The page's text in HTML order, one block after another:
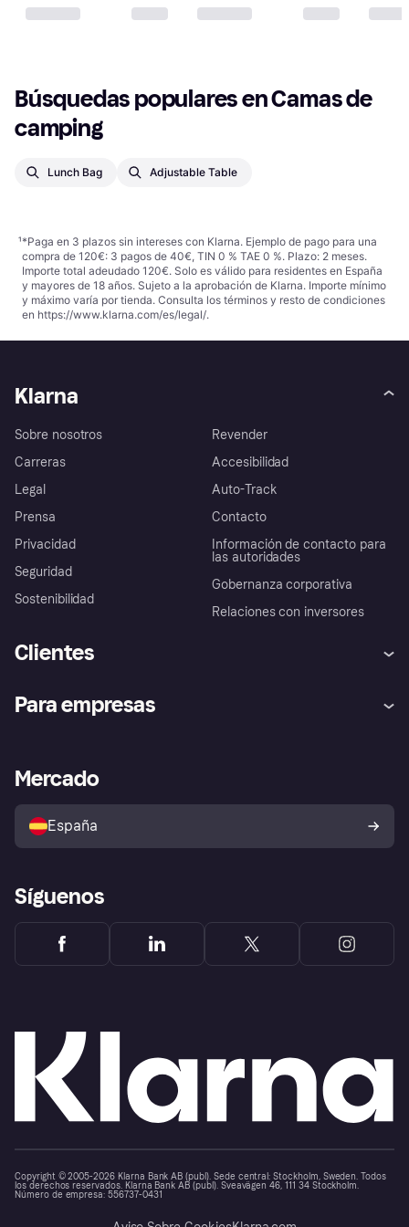
Búsquedas populares en Camas de
camping
Lunch Bag Adjustable Table
¹*Paga en 3 plazos sin intereses con Klarna. Ejemplo de pago para una
compra de 120€: 3 pagos de 40€, TIN 0 % TAE 0 %. Plazo: 2 meses.
Importe total adeudado 120€. Solo es válido para residentes en España
y mayores de 18 años. Sujeto a la aprobación de Klarna. Importe mínimo
y máximo varía por tienda. Consulta los términos y resto de condiciones
en https://www.klarna.com/es/legal/.
Klarna
Sobre nosotros
Carreras
Legal
Prensa
Privacidad
Seguridad
Sostenibilidad
Revender
Accesibilidad
Auto-Track
Contacto
Información de contacto para
las autoridades
Gobernanza corporativa
Relaciones con inversores
Clientes
Inicio de sesión
Directorio de tiendas
Política de protección al
comprador de Klarna
Reclamaciones
Para empresas
Acceso empresas
Mercado
España
Síguenos
Copyright © 2005-2026 Klarna Bank AB (publ). Sede central: Stockholm, Sweden. Todos
los derechos reservados. Klarna Bank AB (publ). Sveavägen 46, 111 34 Stockholm.
Número de empresa: 556737-0431